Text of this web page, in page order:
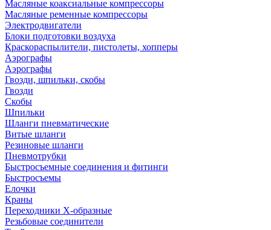
Масляные коаксиальные компрессоры
Масляные ременные компрессоры
Электродвигатели
Блоки подготовки воздуха
Краскораспылители, пистолеты, хопперы
Аэрографы
Аэрографы
Гвозди, шпильки, скобы
Гвозди
Скобы
Шпильки
Шланги пневматические
Витые шланги
Резиновые шланги
Пневмотрубки
Быстросъемные соединения и фитинги
Быстросъемы
Елочки
Краны
Переходники Х-образные
Резьбовые соединители